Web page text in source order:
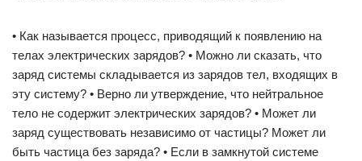
• Как называется процесс, приводящий к появлению на
телах электрических зарядов? • Можно ли сказать, что
заряд системы складывается из зарядов тел, входящих в
эту систему? • Верно ли утверждение, что нейтральное
тело не содержит электрических зарядов? • Может ли
заряд существовать независимо от частицы? Может ли
быть частица без заряда? • Если в замкнутой системе